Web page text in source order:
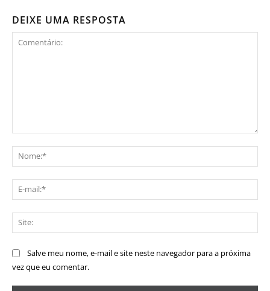
DEIXE UMA RESPOSTA
Salve meu nome, e-mail e site neste navegador para a próxima
vez que eu comentar.